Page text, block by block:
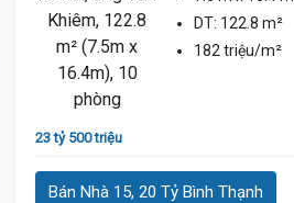
23 tỷ 500 triệu
DT: 122.8 m²
182 triệu/m²
Bán Nhà 15, 20 Tỷ Bình Thạnh